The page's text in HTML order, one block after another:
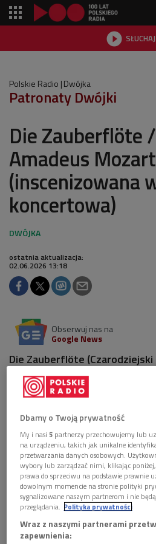
 SŁUCHAJ
Polskie Radio Dwójka
Patronaty Dwójki
Die Zauberflöte
Amadeus Mozart
(inscenizowana
koncertowa)
ostatnia aktualizacja:
02.06.2026 13:18
Obserwuj nas na
Google News
Die Zauberflöte
Amadeusza Mozarta to z
genialne pod względem
wyrazowym, z drugiej – pełne
znaczeń. Opera ukończona i
września 1791 roku, na
śmiercią kompozytora,
pokolenia twórców i
Dbamy o Twoją prywatność
My i nasi5 partnerzy przechowujemy lub
na urządzeniu, takich jak unikalne
przetwarzania danych osobowych.
wybory lub zarządzać nimi, klikając
prawa do sprzeciwu na podstawie prawnie
dowolnym momencie na stronie polityki
sygnalizowane naszym partnerom i nie
przeglądania. Polityka prywatności
Wraz z naszymi partnerami
zapewnienia: